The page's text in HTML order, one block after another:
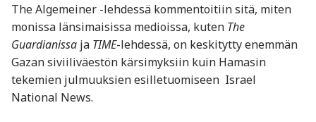
The Algemeiner -lehdessä kommentoitiin sitä, miten
monissa länsimaisissa medioissa, kuten The
Guardianissa ja TIME-lehdessä, on keskitytty enemmän
Gazan siviiliväestön kärsimyksiin kuin Hamasin
tekemien julmuuksien esilletuomiseen​ ​ Israel
National News.